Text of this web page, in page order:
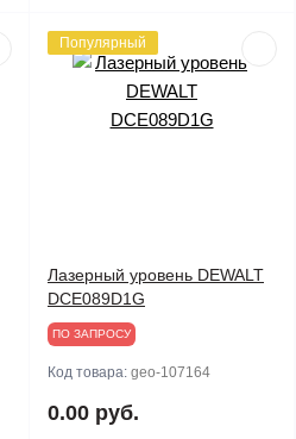
Популярный
Лазерный уровень DEWALT
DCE089D1G
ПО ЗАПРОСУ
Код товара: geo-107164
0.00 руб.